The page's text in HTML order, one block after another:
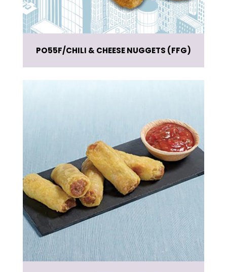
PO55F CHILI & CHEESE NUGGETS (FFG)